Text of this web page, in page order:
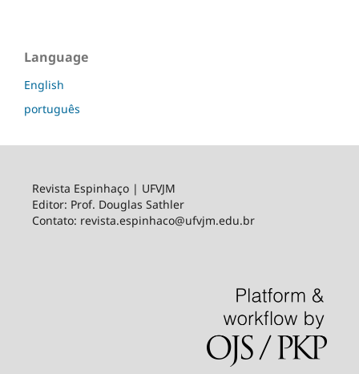
Language
English
português
Revista Espinhaço | UFVJM
Editor: Prof. Douglas Sathler
Contato: revista.espinhaco@ufvjm.edu.br